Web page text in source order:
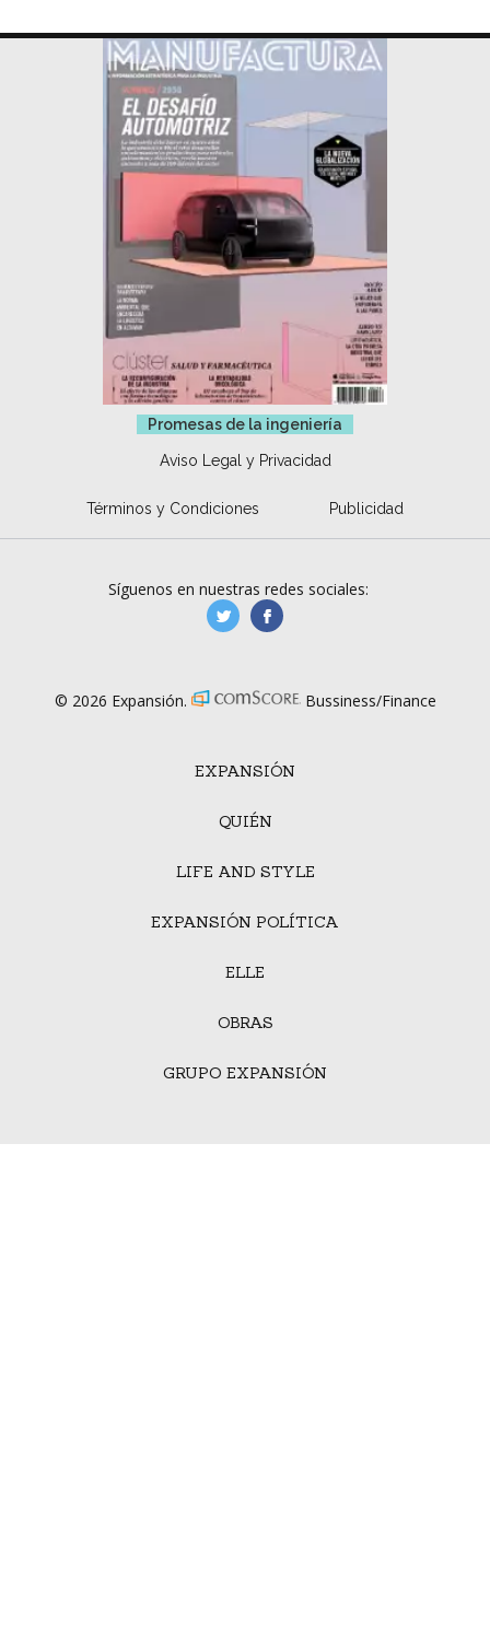
Promesas de la ingeniería
Aviso Legal y Privacidad
Términos y Condiciones Publicidad
EXPANSIÓN
QUIÉN
LIFE AND STYLE
EXPANSIÓN POLÍTICA
ELLE
OBRAS
GRUPO EXPANSIÓN
Síguenos en nuestras redes sociales:
manufacturaGE
© 2026 Expansión. Bussiness/Finance